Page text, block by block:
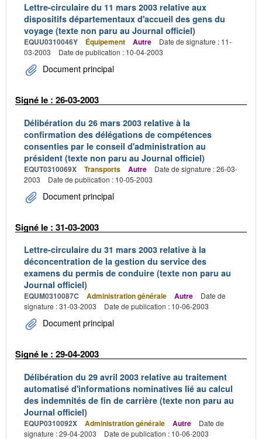
Lettre-circulaire du 11 mars 2003 relative aux
dispositifs départementaux d'accueil des gens du
voyage (texte non paru au Journal officiel)
EQUU0310046Y Équipement Autre
Date de signature : 11-
03-2003
Date de publication : 10-04-2003
Document principal
Signé le : 26-03-2003
Délibération du 26 mars 2003 relative à la
confirmation des délégations de compétences
consenties par le conseil d'administration au
président (texte non paru au Journal officiel)
EQUT0310069X Transports Autre
Date de signature : 26-03-
2003
Date de publication : 10-05-2003
Document principal
Signé le : 31-03-2003
Lettre-circulaire du 31 mars 2003 relative à la
déconcentration de la gestion du service des
examens du permis de conduire (texte non paru au
Journal officiel)
EQUM0310087C Administration générale Autre
Date de
signature : 31-03-2003
Date de publication : 10-06-2003
Document principal
Signé le : 29-04-2003
Délibération du 29 avril 2003 relative au traitement
automatisé d'informations nominatives lié au calcul
des indemnités de fin de carrière (texte non paru au
Journal officiel)
EQUP0310092X Administration générale Autre
Date de
signature : 29-04-2003
Date de publication : 10-06-2003